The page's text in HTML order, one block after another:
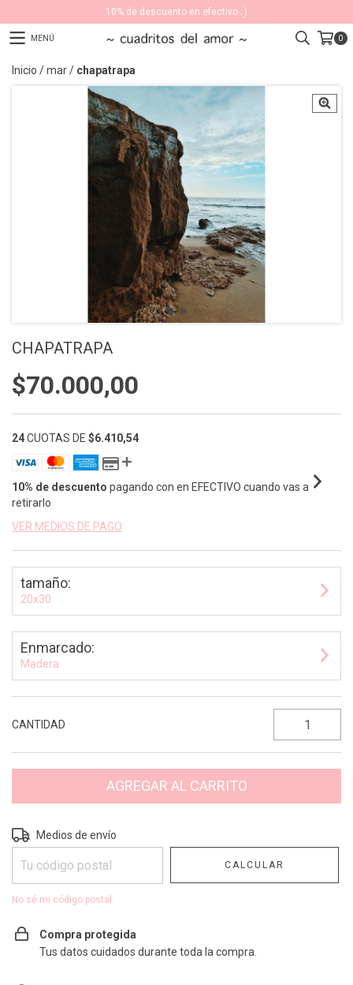
10% de descuento en efectivo ; )
MENÚ 0
Inicio /mar/ chapatrapa
CHAPATRAPA
$70.000,00
24CUOTAS DE $6.410,54
10% de descuento pagando con en EFECTIVO cuando vas a
retirarlo
VER MEDIOS DE PAGO
tamaño:
20x30
Enmarcado:
Madera
CANTIDAD
Entregas para el CP:
Medios de envío
CALCULAR
No sé mi código postal
Compra protegida
Tus datos cuidados durante toda la compra.